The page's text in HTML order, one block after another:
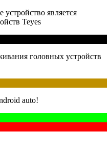
является
Teyes
головных устройств
auto!